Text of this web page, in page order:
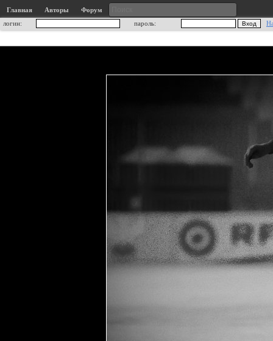
Главная Авторы
Форум
логин:
пароль: